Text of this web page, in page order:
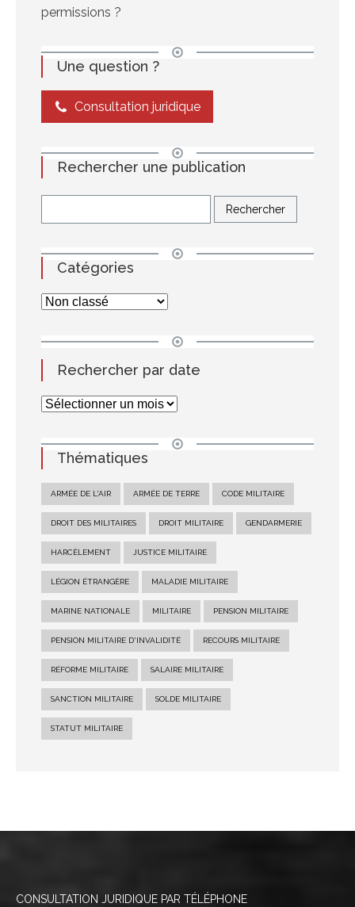
permissions ?
Une question ?
Consultation juridique
Rechercher une publication
Catégories
Rechercher par date
Thématiques
ARMÉE DE L'AIR ARMÉE DE TERRE CODE MILITAIRE
DROIT DES MILITAIRES DROIT MILITAIRE GENDARMERIE
HARCÈLEMENT JUSTICE MILITAIRE
LÉGION ÉTRANGÈRE MALADIE MILITAIRE
MARINE NATIONALE MILITAIRE PENSION MILITAIRE
PENSION MILITAIRE D'INVALIDITÉ RECOURS MILITAIRE
RÉFORME MILITAIRE SALAIRE MILITAIRE
SANCTION MILITAIRE SOLDE MILITAIRE
STATUT MILITAIRE
CONSULTATION JURIDIQUE PAR TÉLÉPHONE